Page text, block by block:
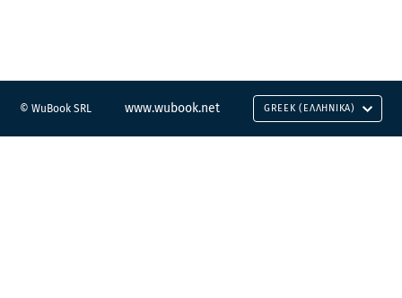
© WuBook SRL www.wubook.net GREEK (ΕΛΛΗΝΙΚΆ)